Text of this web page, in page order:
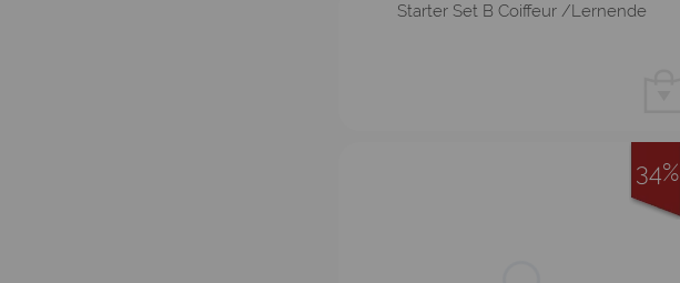
Starter Set B Coiffeur /Lernende
34%